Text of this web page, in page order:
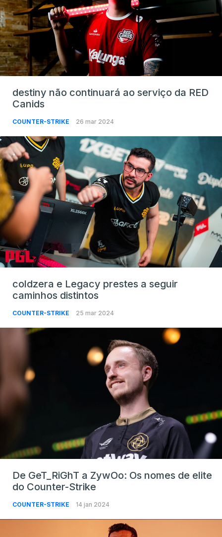
destiny não continuará ao serviço da RED
Canids
COUNTER-STRIKE 26 mar 2024
coldzera e Legacy prestes a seguir
caminhos distintos
COUNTER-STRIKE 25 mar 2024
De GeT_RiGhT a ZywOo: Os nomes de elite
do Counter-Strike
COUNTER-STRIKE 14 jan 2024